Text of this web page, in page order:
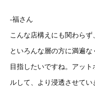
-福さん
こんな店構えにも関わら
といろんな層の方に満遍
目指したいですね。アッ
ルして、より浸透させてい